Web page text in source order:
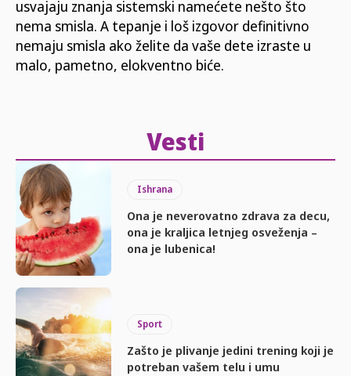
usvajaju znanja sistemski namećete nešto što
nema smisla. A tepanje i loš izgovor definitivno
nemaju smisla ako želite da vaše dete izraste u
malo, pametno, elokventno biće.
Vesti
Ishrana
Ona je neverovatno zdrava za decu,
ona je kraljica letnjeg osveženja –
ona je lubenica!
Sport
Zašto je plivanje jedini trening koji je
potreban vašem telu i umu